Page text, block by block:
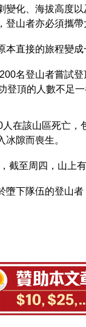
變化、海拔高度
山者亦必須攜帶
直接的旅程變成
名登山者嘗試
登頂的人數不足一
在該山區死亡，
隙而喪生。
截至周四，山上
下隊伍的登山者